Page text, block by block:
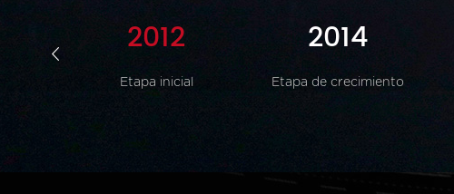
2012
Etapa inicial
2014
Etapa de crecimiento